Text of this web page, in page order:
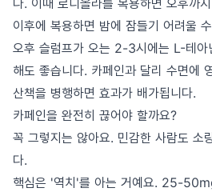
다. 이때 로디올라를 복용하면 오후까
이후에 복용하면 밤에 잠들기 어려울
오후 슬럼프가 오는 2-3시에는 L-테
해도 좋습니다. 카페인과 달리 수면에
산책을 병행하면 효과가 배가됩니다.
카페인을 완전히 끊어야 할까요?
꼭 그렇지는 않아요. 민감한 사람도 소
다.
핵심은 '역치'를 아는 거예요. 25-